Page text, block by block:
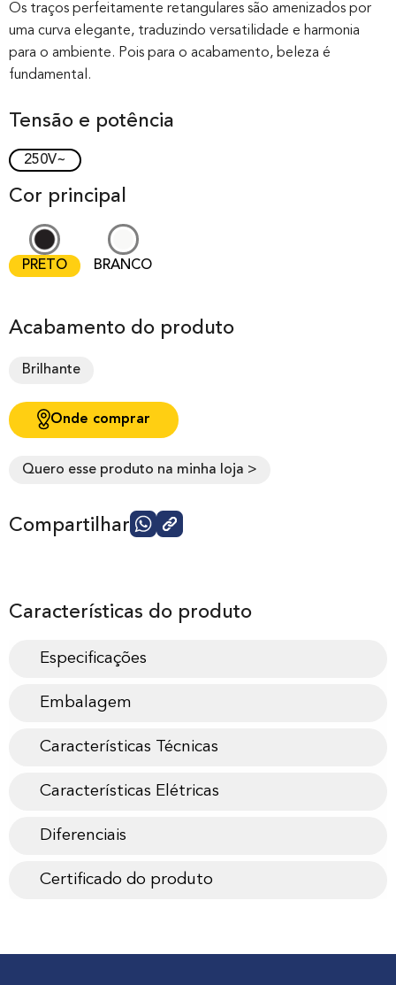
Os traços perfeitamente retangulares são amenizados por
uma curva elegante, traduzindo versatilidade e harmonia
para o ambiente. Pois para o acabamento, beleza é
fundamental.
Tensão e potência
250V~
Cor principal
PRETO BRANCO
Acabamento do produto
Brilhante
Onde comprar
Quero esse produto na minha loja >
Compartilhar
Características do produto
Especificações
Embalagem
Características Técnicas
Características Elétricas
Diferenciais
Certificado do produto